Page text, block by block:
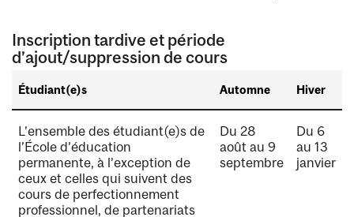
Inscription tardive et période
d’ajout/suppression de cours
Étudiant(e)s Automne Hiver
L’ensemble des étudiant(e)s de
l’École d’éducation
permanente, à l’exception de
ceux et celles qui suivent des
cours de perfectionnement
professionnel, de partenariats
Du 28
août au 9
septembre
Du 6
au 13
janvier